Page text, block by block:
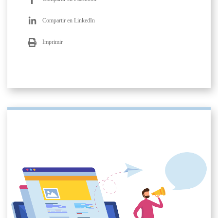
Compartir en LinkedIn
Imprimir